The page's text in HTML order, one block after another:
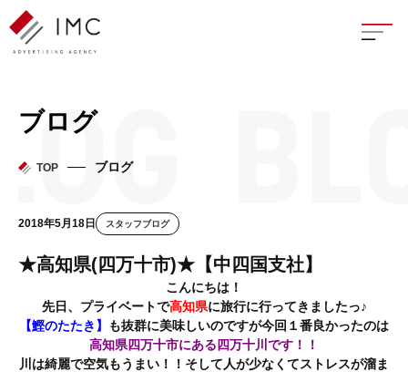
座談
イン
ブログ
TOP ブログ
2018年5月18日 スタッフブログ
★高知県(四万十市)★【中四国支社】
こんにちは！
先日、プライベートで高知県に旅行に行ってきましたっ♪
【鰹のたたき】
も抜群に美味しいのですが今回１番良かったのは
高知県四万十市にある四万十川です！！
川は綺麗で空気もうまい！！そして人が少なくてストレスが溜ま